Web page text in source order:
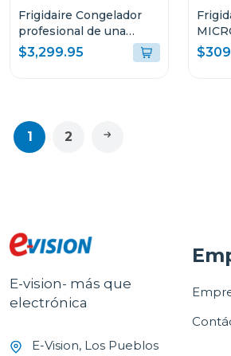
Frigidaire Congelador
profesional de una
puerta de 18.9cuft
fpfu19f8
$3,299.95
1 2
E-vision- más que
electrónica
E-Vision, Los Pueblos